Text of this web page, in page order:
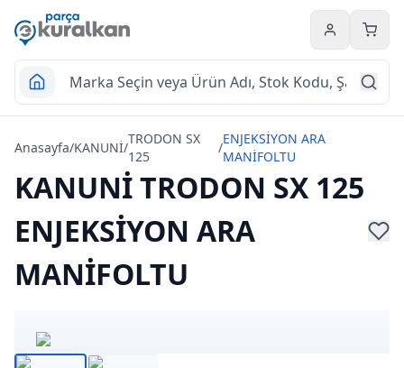
Hesabım
Anasayfa/KANUNİ/
TRODON SX
125
/
ENJEKSİYON ARA
MANİFOLTU
KANUNİ TRODON SX 125
ENJEKSİYON ARA
MANİFOLTU